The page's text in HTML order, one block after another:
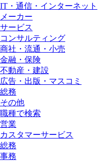
IT・通信・インターネット
メーカー
サービス
コンサルティング
商社・流通・小売
金融・保険
不動産・建設
広告・出版・マスコミ
総務
その他
職種で検索
営業
カスタマーサービス
総務
事務